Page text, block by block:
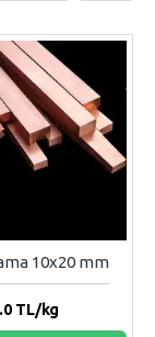
10x20 mm
TL/kg